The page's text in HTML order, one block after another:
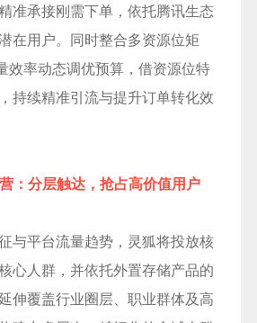
准承接刚需下单，依托腾讯生态
在用户。同时整合多资源位矩
效率动态调优预算，借资源位特
持续精准引流与提升订单转化效
：分层触达，抢占高价值用户
与平台流量趋势，灵狐将投放核
心人群，并依托外置存储产品的
伸覆盖行业圈层、职业群体及高